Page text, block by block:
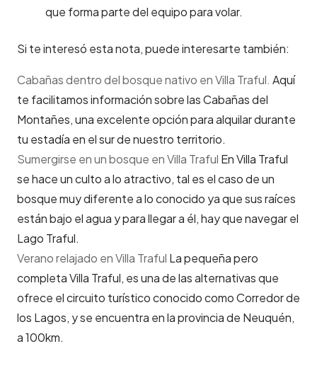
que forma parte del equipo para volar.
Si te interesó esta nota, puede interesarte también:
Cabañas dentro del bosque nativo en Villa Traful. Aquí
te facilitamos información sobre las Cabañas del
Montañes, una excelente opción para alquilar durante
tu estadía en el sur de nuestro territorio.
Sumergirse en un bosque en Villa Traful En Villa Traful
se hace un culto a lo atractivo, tal es el caso de un
bosque muy diferente a lo conocido ya que sus raíces
están bajo el agua y para llegar a él, hay que navegar el
Lago Traful.
Verano relajado en Villa Traful La pequeña pero
completa Villa Traful, es una de las alternativas que
ofrece el circuito turístico conocido como Corredor de
los Lagos, y se encuentra en la provincia de Neuquén,
a 100km.